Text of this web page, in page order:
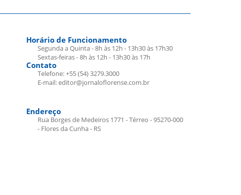
Horário de Funcionamento
Segunda a Quinta - 8h às 12h - 13h30 às 17h30
Sextas-feiras - 8h às 12h - 13h30 às 17h
Contato
Telefone: +55 (54) 3279.3000
E-mail: editor@jornaloflorense.com.br
Endereço
Rua Borges de Medeiros 1771 - Térreo - 95270-000
- Flores da Cunha - RS